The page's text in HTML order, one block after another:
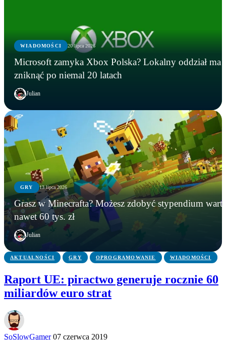
WIADOMOŚCI 20 lipca 2026
Microsoft zamyka Xbox Polska? Lokalny oddział ma
zniknąć po niemal 20 latach
Julian
GRY 13 lipca 2026
Grasz w Minecrafta? Możesz zdobyć stypendium warte
nawet 60 tys. zł
Julian
GRY
Instalowali gry na Steamie, a tracili kryptowaluty.
FBI zatrzymało podejrzanego
WIADOMOŚCI
Microsoft zamyka Xbox Polska? Lokalny oddział
ma zniknąć po niemal 20 latach
GRY
Grasz w Minecrafta? Możesz zdobyć stypendium
warte nawet 60 tys. zł
AKTUALNOŚCI GRY OPROGRAMOWANIE WIADOMOŚCI
Raport UE: piractwo generuje rocznie 60
miliardów euro strat
SoSlowGamer 07 czerwca 2019